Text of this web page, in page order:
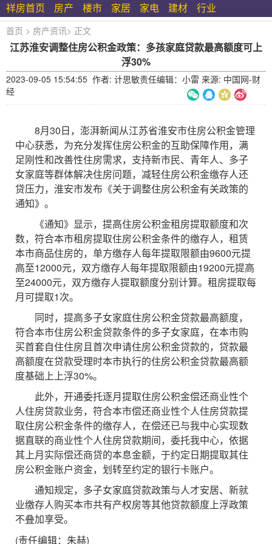
祥房首页 房产 楼市 家居 家电 建材 行业
首页 > 房产资讯> 正文
江苏淮安调整住房公积金政策：多孩家庭贷款最高额度可上
浮30%
2023-09-05 15:54:55 作者: 计思敏责任编辑：小雷 来源: 中国网-财
经
8月30日，澎湃新闻从江苏省淮安市住房公积金管理
中心获悉，为充分发挥住房公积金的互助保障作用，满
足刚性和改善性住房需求，支持新市民、青年人、多子
女家庭等群体解决住房问题，减轻住房公积金缴存人还
贷压力，淮安市发布《关于调整住房公积金有关政策的
通知》。
《通知》显示，提高住房公积金租房提取额度和次
数，符合本市租房提取住房公积金条件的缴存人，租赁
本市商品住房的，单方缴存人每年提取限额由9600元提
高至12000元，双方缴存人每年提取限额由19200元提高
至24000元，双方缴存人提取额度分别计算。租房提取每
月可提取1次。
同时，提高多子女家庭住房公积金贷款最高额度，
符合本市住房公积金贷款条件的多子女家庭，在本市购
买首套自住住房且首次申请住房公积金贷款的，贷款最
高额度在贷款受理时本市执行的住房公积金贷款最高额
度基础上上浮30%。
此外，开通委托逐月提取住房公积金偿还商业性个
人住房贷款业务，符合本市偿还商业性个人住房贷款提
取住房公积金条件的缴存人，在偿还已与我中心实现数
据直联的商业性个人住房贷款期间，委托我中心，依据
其上月实际偿还商贷的本息金额，于约定日期提取其住
房公积金账户资金，划转至约定的银行卡账户。
通知规定，多子女家庭贷款政策与人才安居、新就
业缴存人购买本市共有产权房等其他贷款额度上浮政策
不叠加享受。
(责任编辑：朱赫)